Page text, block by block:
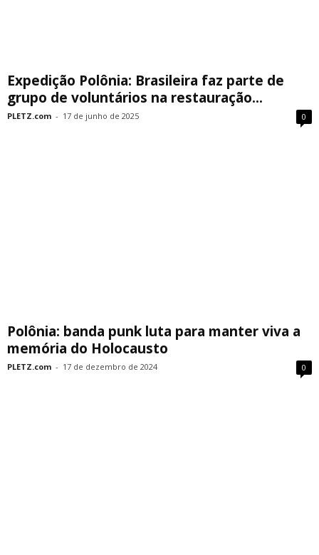
Expedição Polônia: Brasileira faz parte de
grupo de voluntários na restauração...
PLETZ.com - 17 de junho de 2025 0
Polônia: banda punk luta para manter viva a
memória do Holocausto
PLETZ.com - 17 de dezembro de 2024 0